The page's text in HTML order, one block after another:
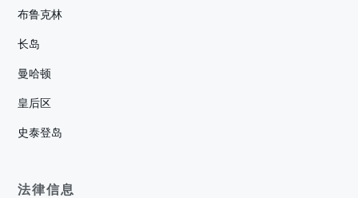
布鲁克林
长岛
曼哈顿
皇后区
史泰登岛
法律信息